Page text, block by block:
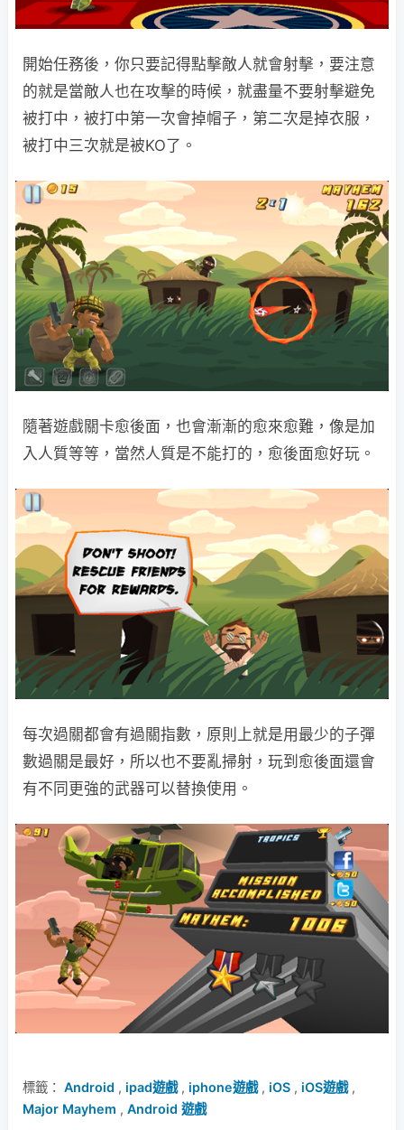
開始任務後，你只要記得點擊敵人就會射擊，要注意
的就是當敵人也在攻擊的時候，就盡量不要射擊避免
被打中，被打中第一次會掉帽子，第二次是掉衣服，
被打中三次就是被KO了。
隨著遊戲關卡愈後面，也會漸漸的愈來愈難，像是加
入人質等等，當然人質是不能打的，愈後面愈好玩。
每次過關都會有過關指數，原則上就是用最少的子彈
數過關是最好，所以也不要亂掃射，玩到愈後面還會
有不同更強的武器可以替換使用。
標籤： Android , ipad遊戲, iphone遊戲, iOS , iOS遊戲,
Major Mayhem , Android 遊戲